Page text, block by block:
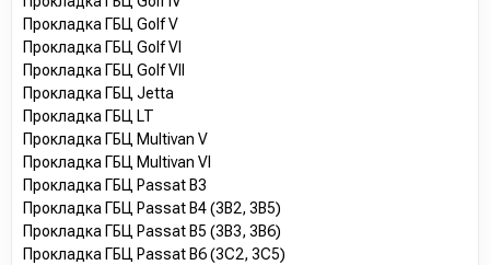
Прокладка ГБЦ Golf V
Прокладка ГБЦ Golf VI
Прокладка ГБЦ Golf VII
Прокладка ГБЦ Jetta
Прокладка ГБЦ LT
Прокладка ГБЦ Multivan V
Прокладка ГБЦ Multivan VI
Прокладка ГБЦ Passat B3
Прокладка ГБЦ Passat B4 (3B2, 3B5)
Прокладка ГБЦ Passat B5 (3B3, 3B6)
Прокладка ГБЦ Passat B6 (3C2, 3C5)